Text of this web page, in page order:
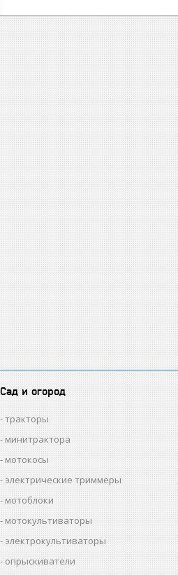
Сад и огород
тракторы
минитрактора
мотокосы
электрические триммеры
мотоблоки
мотокультиваторы
электрокультиваторы
опрыскиватели